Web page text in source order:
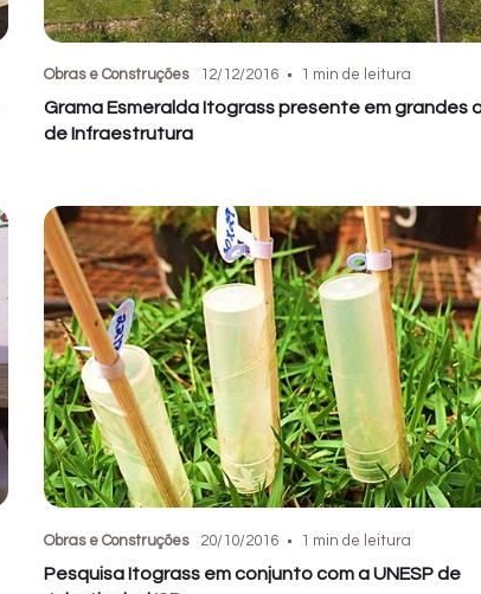
Obras e Construções 12/12/2016 1 min de leitura
Grama Esmeralda Itograss presente em grandes
de Infraestrutura
Obras e Construções 20/10/2016 1 min de leitura
Pesquisa Itograss em conjunto com a UNESP de